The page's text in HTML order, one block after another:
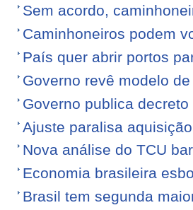
Sem acordo,
Caminhoneiros podem
País quer abrir portos
Governo revê modelo
Governo publica
Ajuste paralisa
Nova análise do TCU
Economia brasileira
Brasil tem segunda